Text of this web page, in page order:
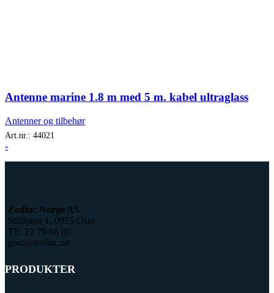
Antenne marine 1.8 m med 5 m. kabel ultraglass
Antenner og tilbehør
Art.nr.: 44021
-
Zodiac Norge AS
Stålfjæra 1, 0975 Oslo
Tlf: 22 79 68 00
post@zodiac.no
PRODUKTER